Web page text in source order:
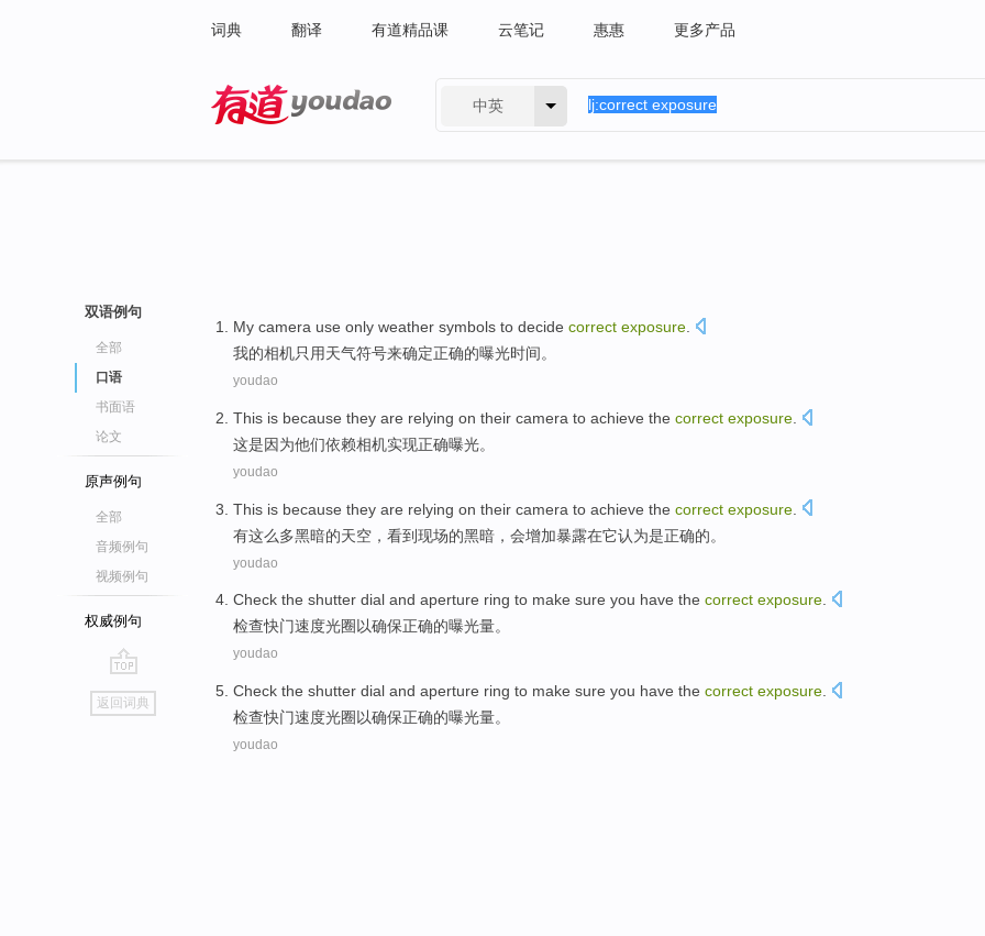
词典 翻译 有道精品课 云笔记 惠惠 更多产品
中英
双语例句
全部
口语
书面语
论文
原声例句
全部
音频例句
视频例句
权威例句
go
top
返回词典
My camera use only weather symbols to decide correct exposure
我的相机只用天气符号来确定正确的曝光时间。
youdao
This is because they are relying on their camera to achieve the correct exposure
这是因为他们依赖相机实现正确曝光。
youdao
This is because they are relying on their camera to achieve the correct exposure
有这么多黑暗的天空，看到现场的黑暗，会增加暴露在它认为是正确的。
youdao
Check the shutter dial and aperture ring to make sure you have the correct exposure.
检查快门速度光圈 以确保正确的曝光量。
youdao
Check the shutter dial and aperture ring to make sure you have the correct exposure
检查快门速度光圈 以确保正确的曝光量。
youdao